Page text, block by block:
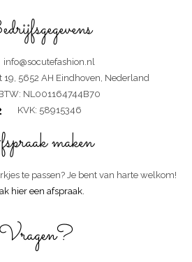
in touch!
CONTACT MET ONS OP
JE GRAAG!
info@socutefashion.nl
19, 5652 AH Eindhoven, Nederland
NL001164744B70
KVK: 58915346
maken
te passen? Je bent van harte welkom!
hier een afspraak.
Vragen?